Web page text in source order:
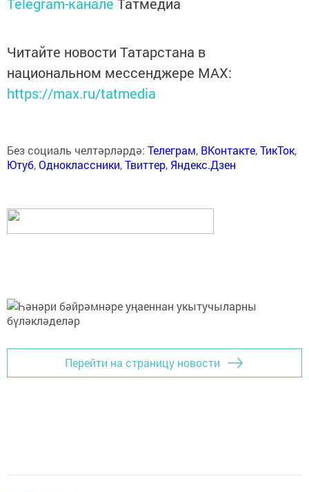
Читайте новости Татарстана в
национальном мессенджере MАХ:
https://max.ru/tatmedia
Без социаль челтәрләрдә: Телеграм, ВКонтакте,ТикТок,
Ютуб,Одноклассники,Твиттер, Яндекс.Дзен
Перейти на страницу новости